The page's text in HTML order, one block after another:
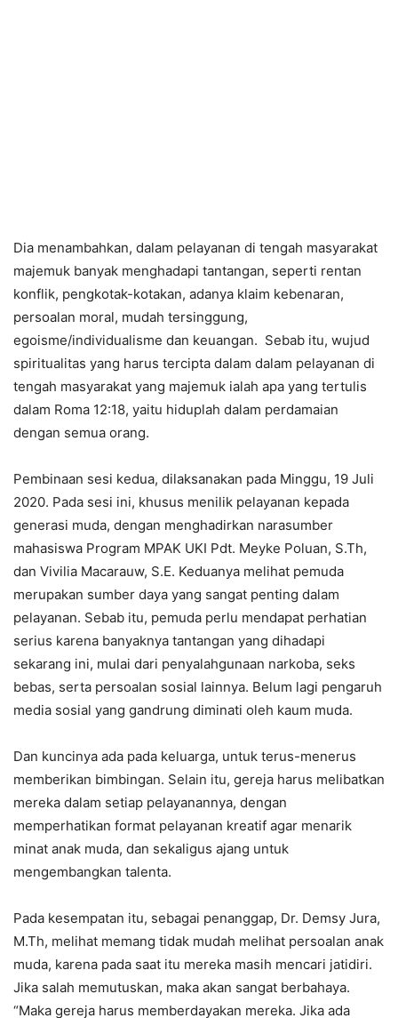
Dia menambahkan, dalam pelayanan di tengah masyarakat
majemuk banyak menghadapi tantangan, seperti rentan
konflik, pengkotak-kotakan, adanya klaim kebenaran,
persoalan moral, mudah tersinggung,
egoisme/individualisme dan keuangan. Sebab itu, wujud
spiritualitas yang harus tercipta dalam dalam pelayanan di
tengah masyarakat yang majemuk ialah apa yang tertulis
dalam Roma 12:18, yaitu hiduplah dalam perdamaian
dengan semua orang.
Pembinaan sesi kedua, dilaksanakan pada Minggu, 19 Juli
2020. Pada sesi ini, khusus menilik pelayanan kepada
generasi muda, dengan menghadirkan narasumber
mahasiswa Program MPAK UKI Pdt. Meyke Poluan, S.Th,
dan Vivilia Macarauw, S.E. Keduanya melihat pemuda
merupakan sumber daya yang sangat penting dalam
pelayanan. Sebab itu, pemuda perlu mendapat perhatian
serius karena banyaknya tantangan yang dihadapi
sekarang ini, mulai dari penyalahgunaan narkoba, seks
bebas, serta persoalan sosial lainnya. Belum lagi pengaruh
media sosial yang gandrung diminati oleh kaum muda.
Dan kuncinya ada pada keluarga, untuk terus-menerus
memberikan bimbingan. Selain itu, gereja harus melibatkan
mereka dalam setiap pelayanannya, dengan
memperhatikan format pelayanan kreatif agar menarik
minat anak muda, dan sekaligus ajang untuk
mengembangkan talenta.
Pada kesempatan itu, sebagai penanggap, Dr. Demsy Jura,
M.Th, melihat memang tidak mudah melihat persoalan anak
muda, karena pada saat itu mereka masih mencari jatidiri.
Jika salah memutuskan, maka akan sangat berbahaya.
“Maka gereja harus memberdayakan mereka. Jika ada